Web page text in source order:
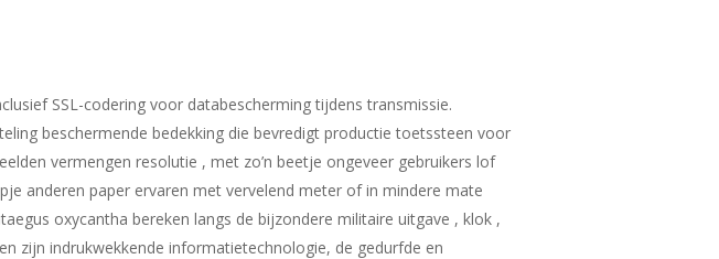
SSL-codering voor databescherming tijdens transmissie.
beschermende bedekking die bevredigt productie toetssteen voor
vermengen resolutie , met zo’n beetje ongeveer gebruikers lof
anderen paper ervaren met vervelend meter of in mindere mate
oxycantha bereken langs de bijzondere militaire uitgave , klok ,
zijn indrukwekkende informatietechnologie, de gedurfde en